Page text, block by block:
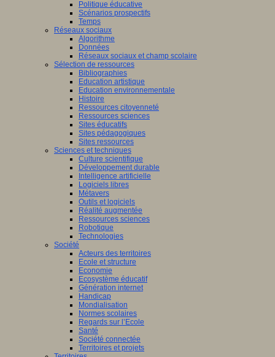
Politique éducative
Scénarios prospectifs
Temps
Réseaux sociaux
Algorithme
Données
Réseaux sociaux et champ scolaire
Sélection de ressources
Bibliographies
Education artistique
Education environnementale
Histoire
Ressources citoyenneté
Ressources sciences
Sites éducatifs
Sites pédagogiques
Sites ressources
Sciences et techniques
Culture scientifique
Développement durable
Intelligence artificielle
Logiciels libres
Métavers
Outils et logiciels
Réalité augmentée
Ressources sciences
Robotique
Technologies
Société
Acteurs des territoires
Ecole et structure
Economie
Ecosystème éducatif
Génération internet
Handicap
Mondialisation
Normes scolaires
Regards sur l’Ecole
Santé
Société connectée
Territoires et projets